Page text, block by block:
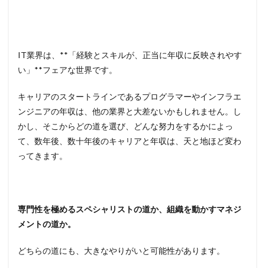
IT業界は、**「経験とスキルが、正当に年収に反映されやす
い」**フェアな世界です。
キャリアのスタートラインであるプログラマーやインフラエ
ンジニアの年収は、他の業界と大差ないかもしれません。し
かし、そこからどの道を選び、どんな努力をするかによっ
て、数年後、数十年後のキャリアと年収は、天と地ほど変わ
ってきます。
専門性を極めるスペシャリストの道か、組織を動かすマネジ
メントの道か。
どちらの道にも、大きなやりがいと可能性があります。